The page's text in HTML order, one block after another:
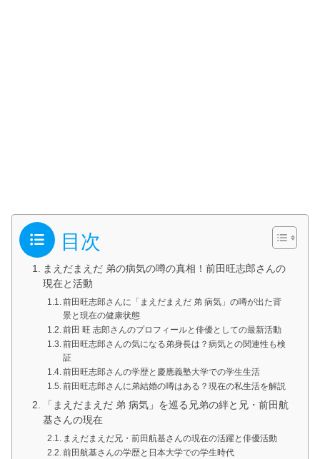
目次
まえだまえだ 弟の病気の噂の真相！前田旺志郎さんの
現在と活動
前田旺志郎さんに「まえだまえだ 弟 病気」の噂が出た背
景と現在の健康状態
前田 旺 志郎さんのプロフィールと俳優としての最新活動
前田旺志郎さんの気になる弟身長は？病気との関連性も検
証
前田旺志郎さんの学歴と慶應義塾大学での学生生活
前田旺志郎さんに弟結婚の噂はある？現在の私生活を解説
「まえだまえだ 弟 病気」を巡る兄弟の絆と兄・前田航
基さんの現在
まえだまえだ兄・前田航基さんの現在の活躍と俳優活動
前田航基さんの学歴と日本大学での学生時代